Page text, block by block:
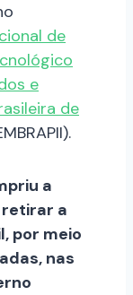
de
e
de
a
a
por meio
nas